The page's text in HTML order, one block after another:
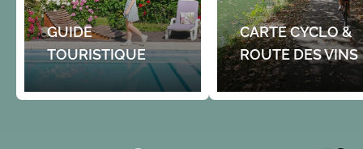
GUIDE
TOURISTIQUE
CARTE CYCLO &
ROUTE DES VINS